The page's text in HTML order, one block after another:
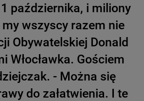
października, i miliony
wszyscy razem nie
Obywatelskiej Donald
Włocławka. Gościem
- Można się
do załatwienia. I te